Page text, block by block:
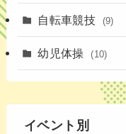
(20)
(2)
自転車競技 (9)
幼児体操 (10)
イベント別